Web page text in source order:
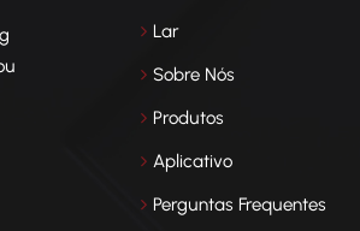
Lar
Sobre Nós
Produtos
Aplicativo
Perguntas Frequentes